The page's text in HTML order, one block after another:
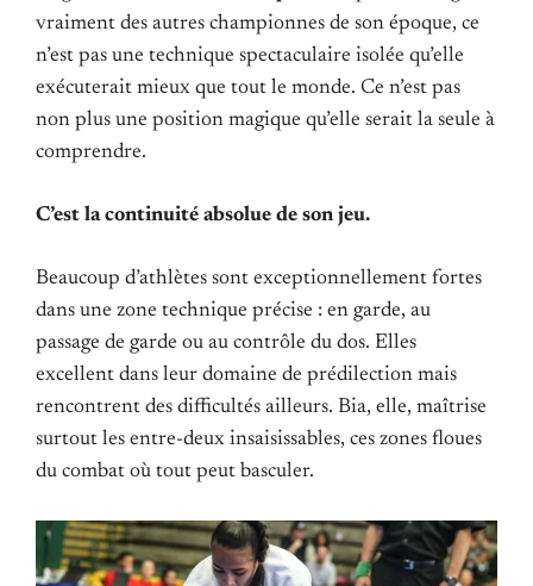
vraiment des autres championnes de son époque, ce
n’est pas une technique spectaculaire isolée qu’elle
exécuterait mieux que tout le monde. Ce n’est pas
non plus une position magique qu’elle serait la seule à
comprendre.
C’est la continuité absolue de son jeu.
Beaucoup d’athlètes sont exceptionnellement fortes
dans une zone technique précise : en garde, au
passage de garde ou au contrôle du dos. Elles
excellent dans leur domaine de prédilection mais
rencontrent des difficultés ailleurs. Bia, elle, maîtrise
surtout les entre-deux insaisissables, ces zones floues
du combat où tout peut basculer.